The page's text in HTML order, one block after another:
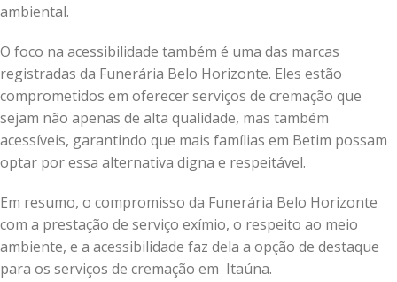
ambiental.
O foco na acessibilidade também é uma das marcas
registradas da Funerária Belo Horizonte. Eles estão
comprometidos em oferecer serviços de cremação que
sejam não apenas de alta qualidade, mas também
acessíveis, garantindo que mais famílias em Betim possam
optar por essa alternativa digna e respeitável.
Em resumo, o compromisso da Funerária Belo Horizonte
com a prestação de serviço exímio, o respeito ao meio
ambiente, e a acessibilidade faz dela a opção de destaque
para os serviços de cremação em Itaúna.